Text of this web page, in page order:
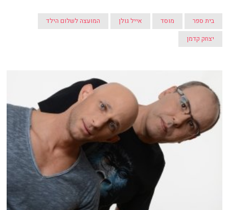
בית ספר מוסד אייל גולן
המועצה לשלום הילד
יצחק קדמן